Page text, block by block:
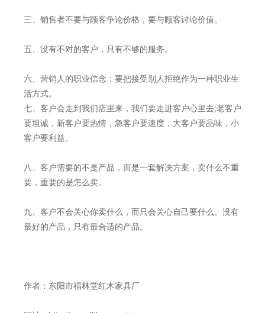
三、销售者不要与顾客争论价格，要与顾客讨论价值。
五、没有不对的客户，只有不够的服务。
六、营销人的职业信念：要把接受别人拒绝作为一种职业生
活方式。
七、客户会走到我们店里来，我们要走进客户心里去;老客户
要坦诚，新客户要热情，急客户要速度，大客户要品味，小
客户要利益。
八、客户需要的不是产品，而是一套解决方案，卖什么不重
要，重要的是怎么卖。
九、客户不会关心你卖什么，而只会关心自己要什么。没有
最好的产品，只有最合适的产品。
作者：东阳市福林堂红木家具厂